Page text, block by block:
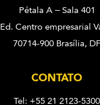
Pétala A – Sala 401
Ed. Centro empresarial
70714-900 Brasília, DF
CONTATO
Tel: +55 21 2123-5300